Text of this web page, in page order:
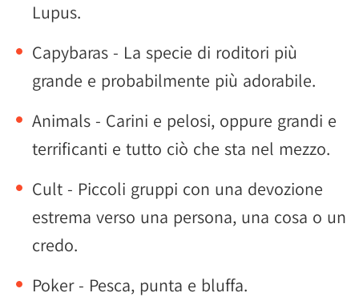
Lupus.
Capybaras - La specie di roditori più
grande e probabilmente più adorabile.
Animals - Carini e pelosi, oppure grandi e
terrificanti e tutto ciò che sta nel mezzo.
Cult - Piccoli gruppi con una devozione
estrema verso una persona, una cosa o un
credo.
Poker - Pesca, punta e bluffa.